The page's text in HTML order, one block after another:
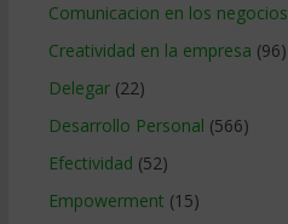
Comunicacion en los negocios
Creatividad en la empresa (96)
Delegar(22)
Desarrollo Personal (566)
Efectividad (52)
Empowerment (15)